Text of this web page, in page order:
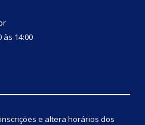
14:00
e altera horários dos